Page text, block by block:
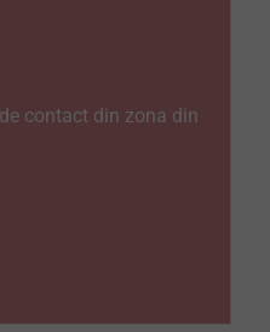
contact din zona din